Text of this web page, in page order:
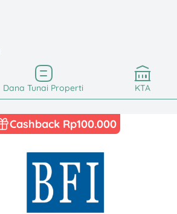
Dana Tunai Properti KTA
Cashback Rp100.000